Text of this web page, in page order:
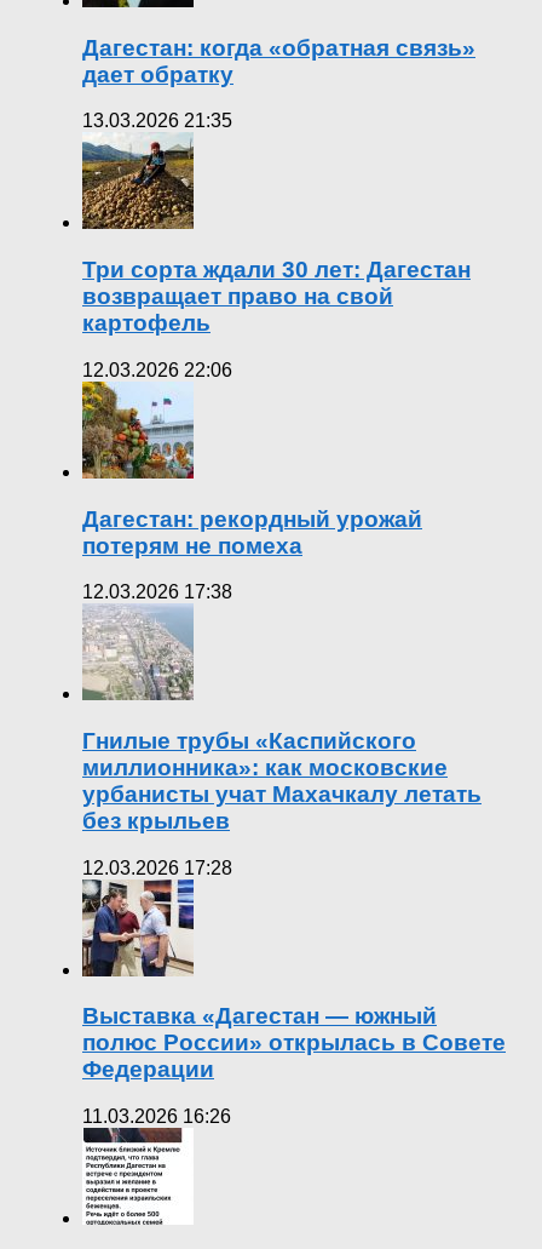
Дагестан: когда «обратная связь»
дает обратку
13.03.2026 21:35
Три сорта ждали 30 лет: Дагестан
возвращает право на свой
картофель
12.03.2026 22:06
Дагестан: рекордный урожай
потерям не помеха
12.03.2026 17:38
Гнилые трубы «Каспийского
миллионника»: как московские
урбанисты учат Махачкалу летать
без крыльев
12.03.2026 17:28
Выставка «Дагестан — южный
полюс России» открылась в Совете
Федерации
11.03.2026 16:26